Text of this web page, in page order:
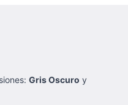
Gris Oscuro y